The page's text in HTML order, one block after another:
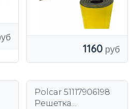
1160
Polcar 51117906198
Решетка